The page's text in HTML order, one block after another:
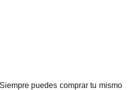
puedes comprar tu mismo